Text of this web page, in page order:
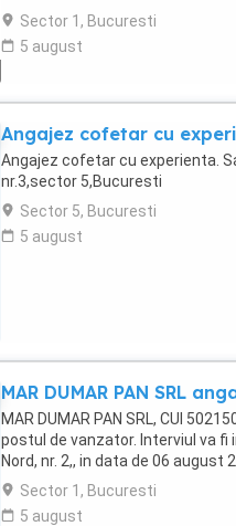
unitati de alimentatie publica ...
Sector 1, Bucuresti
5 august
Angajez cofetar cu
Angajez cofetar cu experienta.
nr.3,sector 5,Bucuresti
Sector 5, Bucuresti
5 august
MAR DUMAR PAN SRL
MAR DUMAR PAN SRL, CUI
postul de vanzator. Interviul va fi
Nord, nr. 2,, in data de 06 august
Sector 1, Bucuresti
5 august